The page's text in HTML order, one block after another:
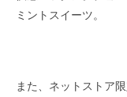
ミントスイーツ。
また、ネットストア